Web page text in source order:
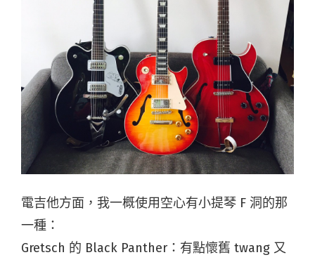
電吉他方面，我一概使用空心有小提琴 F 洞的那
一種：
Gretsch 的 Black Panther：有點懷舊 twang 又